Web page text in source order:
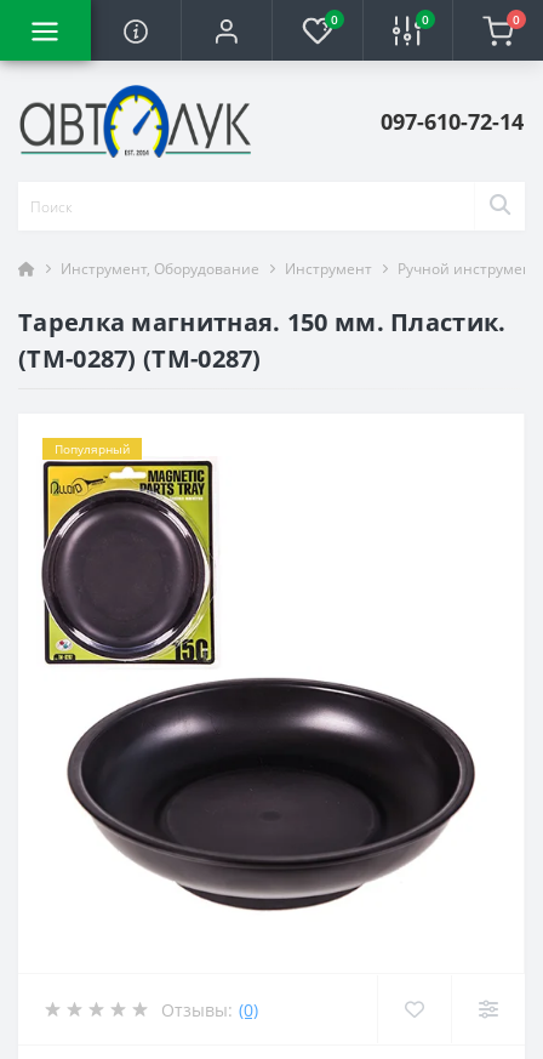
0 0 0
097-610-72-14
Инструмент, Оборудование Инструмент Ручной инструмент
Тарелка магнитная. 150 мм. Пластик.
(ТМ-0287) (ТМ-0287)
Популярный
Отзывы: (0)